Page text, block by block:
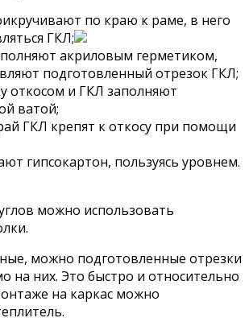
по краю к раме, в него
ГКЛ;
акриловым герметиком,
подготовленный отрезок ГКЛ;
откосом и ГКЛ заполняют
ватой;
ГКЛ крепят к откосу при помощи
гипсокартон, пользуясь уровнем.
можно использовать
можно подготовленные отрезки
на них. Это быстро и относительно
на каркас можно